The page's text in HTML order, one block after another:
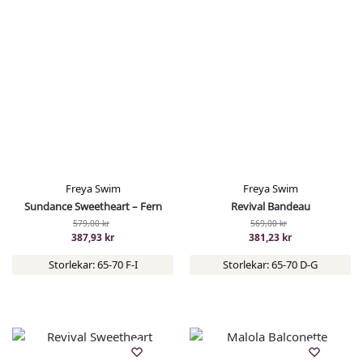
Freya Swim
Sundance Sweetheart – Fern
579,00kr
387,93 kr
Storlekar: 65-70 F-I
Freya Swim
Revival Bandeau
569,00kr
381,23 kr
Storlekar: 65-70 D-G